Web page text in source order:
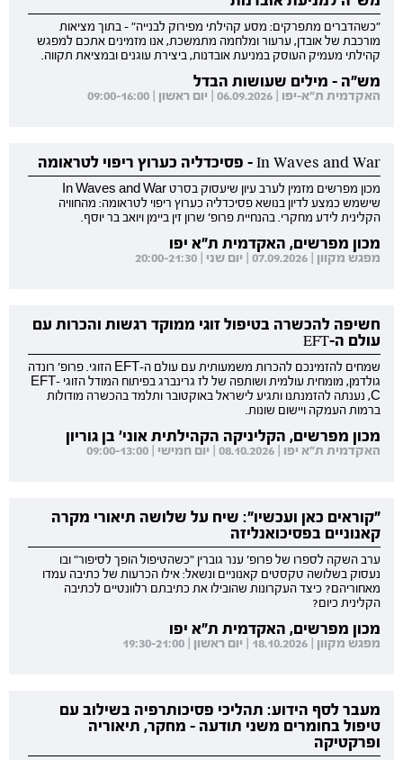
"כשהדברים מתפרקים: מסע קהילתי מפירוק לבנייה" - בתוך מציאות
מורכבת של אובדן, ערעור ומלחמה מתמשכת, אנו מזמינים אתכם למפגש
קהילתי מעמיק העוסק במניעת אובדנות, ביצירת עוגנים ובמציאת תקווה.
מש"ה - מילים שעושות הבדל
האקדמית ת"א-יפו | 06.09.2026 | יום ראשון | 09:00-16:00
In Waves and War - פסיכדליה כערוץ ריפוי לטראומה
מכון מפרשים מזמין לערב עיון שיעסוק בסרט In Waves and War
שישמש כמצע לדיון בנושא פסיכדליה כערוץ ריפוי לטראומה: מהחוויה
הקלינית לידע מחקרי. בהנחיית פרופ' שרון זין ביימן ויואב בר יוסף.
מכון מפרשים, האקדמית ת"א יפו
מפגש מקוון | 07.09.2026 | יום שני | 20:00-21:30
חשיפה להכשרה בטיפול זוגי ממוקד רגשות והכרות עם
עולם ה-EFT
שמחים להזמינכם להכרות משמעותית עם עולם ה-EFT הזוגי. פרופ' רונדה
גולדמן, מומחית עולמית ושותפה של לז גרינברג בפיתוח המודל הזוגי EFT-
C, נענתה להזמנתנו ותגיע לישראל באוקטובר ותלמד בהכשרה מודולות
ברמות העמקה ויישום שונות.
מכון מפרשים, הקליניקה הקהילתית אוני' בן גוריון
האקדמית ת"א יפו | 08.10.2026 | יום חמישי | 09:00-13:00
"קוראים כאן ועכשיו": שיח על שלושה תיאורי מקרה
קאנוניים בפסיכואנליזה
ערב השקה לספרו של פרופ' ענר גוברין "כשהטיפול הופך לסיפור" ובו
נעסוק בשלושה טקסטים קאנוניים ונשאל: אילו הכרעות של כתיבה עמדו
מאחוריהם? כיצד העקרונות שהובילו את כתיבתם רלוונטיים לכתיבה
הקלינית כיום?
מכון מפרשים, האקדמית ת"א יפו
מפגש מקוון | 18.10.2026 | יום ראשון | 19:30-21:00
מעבר לסף הידוע: תהליכי פסיכותרפיה בשילוב עם
טיפול בחומרים משני תודעה - מחקר, תיאוריה
ופרקטיקה